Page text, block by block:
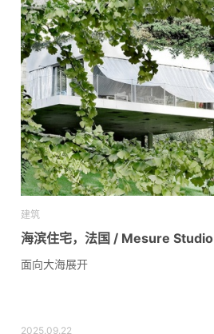
建筑
海滨住宅，法国 / Mesure Studio
面向大海展开
2025.09.22